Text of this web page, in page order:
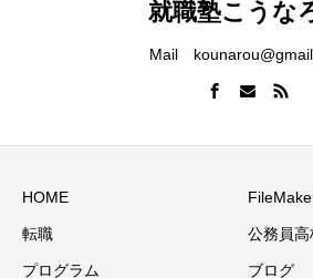
就職塾こうな
Mail
HOME
転職 公務員高
プログラム ブログ